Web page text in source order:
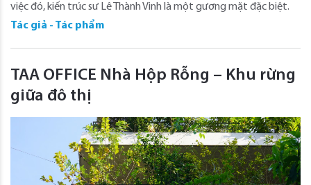
việc đó, kiến trúc sư Lê Thành Vinh là một gương mặt đặc biệt.
Tác giả - Tác phẩm
TAA OFFICE Nhà Hộp Rỗng – Khu rừng
giữa đô thị